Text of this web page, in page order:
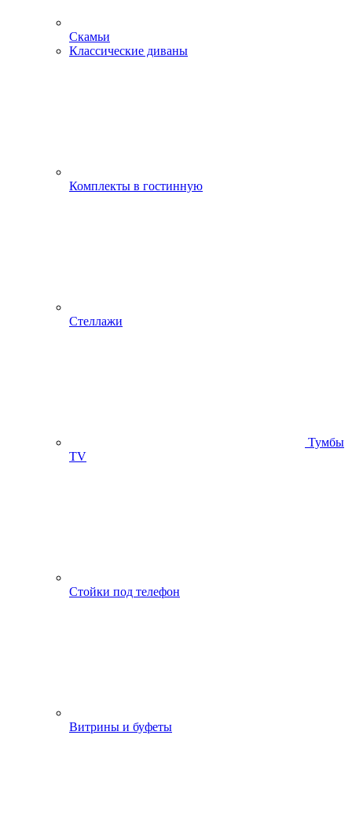
Скамьи
Классические диваны
Комплекты в гостинную
Стеллажи
Тумбы
ТV
Стойки под телефон
Витрины и буфеты